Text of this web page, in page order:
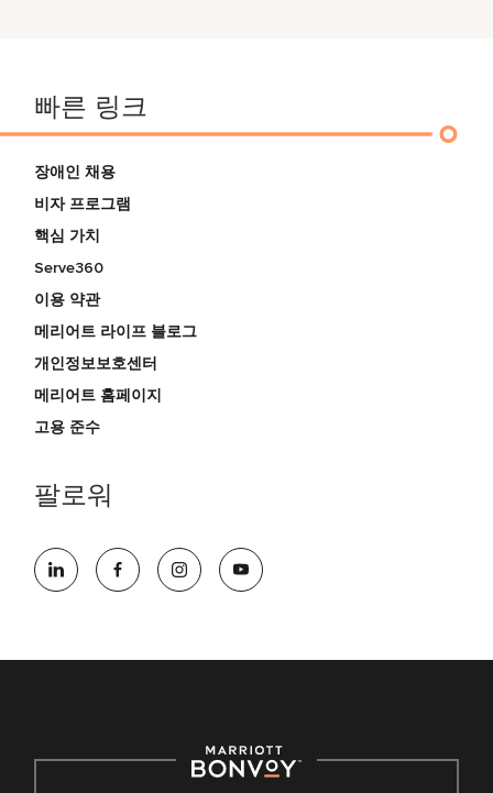
빠른 링크
장애인 채용
비자 프로그램
핵심 가치
Serve360
이용 약관
메리어트 라이프 블로그
개인정보보호센터
메리어트 홈페이지
고용 준수
팔로워